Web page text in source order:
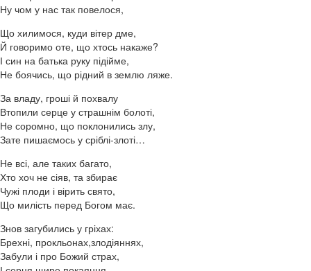
Ну чом у нас так повелося,
Що хилимося, куди вітер дме,
Й говоримо оте, що хтось накаже?
І син на батька руку підійме,
Не боячись, що рідний в землю ляже.
За владу, гроші й похвалу
Втопили серце у страшнім болоті,
Не соромно, що поклонились злу,
Зате пишаємось у сріблі-злоті…
Не всі, але таких багато,
Хто хоч не сіяв, та збирає
Чужі плоди і вірить свято,
Що милість перед Богом має.
Знов загубились у гріхах:
Брехні, прокльонах,злодіяннях,
Забули і про Божий страх,